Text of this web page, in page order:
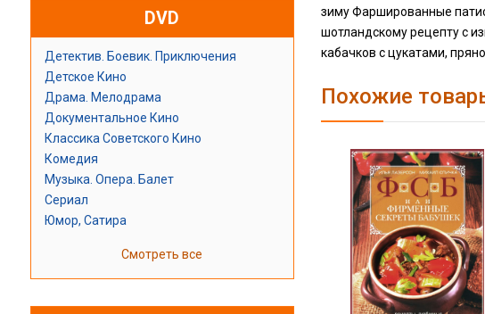
DVD
Детектив. Боевик. Приключения
Детское Кино
Драма. Мелодрама
Документальное Кино
Классика Советского Кино
Комедия
Музыка. Опера. Балет
Сериал
Юмор, Сатира
Смотреть все
зиму Фаршированные
шотландскому рецепту с
кабачков с цукатами,
Похожие